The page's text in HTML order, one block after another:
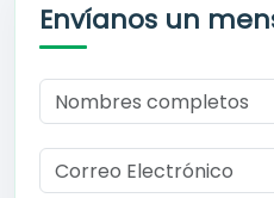
Envíanos un